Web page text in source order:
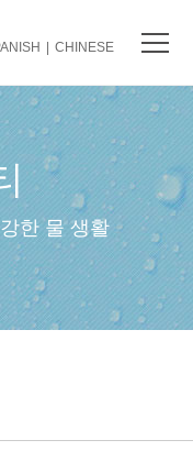
CHINESE
한 물 생활